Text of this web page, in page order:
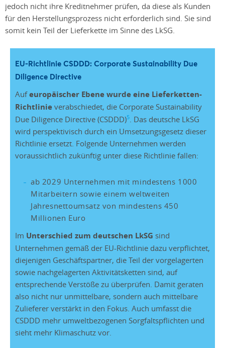
jedoch nicht ihre Kreditnehmer prüfen, da diese als Kunden
für den Herstellungsprozess nicht erforderlich sind. Sie sind
somit kein Teil der Lieferkette im Sinne des LkSG.
EU-Richtlinie CSDDD: Corporate Sustainability Due
Diligence Directive
Aufeuropäischer Ebene wurde eine Lieferketten-
Richtlinie verabschiedet, die Corporate Sustainability
Due Diligence Directive (CSDDD)5 . Das deutsche LkSG
wird perspektivisch durch ein Umsetzungsgesetz dieser
Richtlinie ersetzt. Folgende Unternehmen werden
voraussichtlich zukünftig unter diese Richtlinie fallen:
ab 2029 Unternehmen mit mindestens 1000
Mitarbeitern sowie einem weltweiten
Jahresnettoumsatz von mindestens 450
Millionen Euro
Im Unterschied zum deutschen LkSG sind
Unternehmen gemäß der EU-Richtlinie dazu verpflichtet,
diejenigen Geschäftspartner, die Teil der vorgelagerten
sowie nachgelagerten Aktivitätsketten sind, auf
entsprechende Verstöße zu überprüfen. Damit geraten
also nicht nur unmittelbare, sondern auch mittelbare
Zulieferer verstärkt in den Fokus. Auch umfasst die
CSDDD mehr umweltbezogenen Sorgfaltspflichten und
sieht mehr Klimaschutz vor.